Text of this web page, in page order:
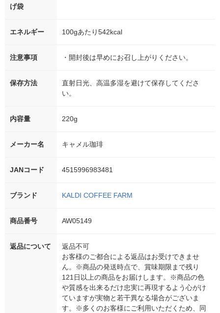
げ袋
エネルギー 100gあたり542kcal
注意事項 ・開封後は早めにお召し上がりください。
保存方法
直射日光、高温多湿を避けて保存してくださ
い。
内容量 220g
メーカー名 キャメル珈琲
JANコード 4515996983481
ブランド KALDI COFFEE FARM
商品番号 AW05149
返品について
返品不可
お客様のご都合による返品はお受けできませ
ん。※商品の発送時点で、賞味期限まで残り
121日以上の商品をお届けします。※商品の色
や質感を出来るだけ忠実に再現するよう心がけ
ていますが実物と若干異なる場合がございま
す。※多くのお客様にご利用いただくため、同